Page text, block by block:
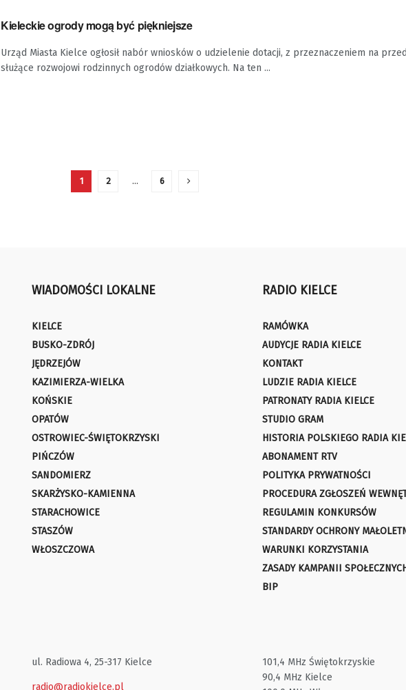
Kieleckie ogrody mogą być piękniejsze
Urząd Miasta Kielce ogłosił nabór wniosków o udzielenie dotacji, z przeznaczeniem na
służące rozwojowi rodzinnych ogrodów działkowych. Na ten ...
1 2 … 6
WIADOMOŚCI LOKALNE
KIELCE
BUSKO-ZDRÓJ
JĘDRZEJÓW
KAZIMIERZA-WIELKA
KOŃSKIE
OPATÓW
OSTROWIEC-ŚWIĘTOKRZYSKI
PIŃCZÓW
SANDOMIERZ
SKARŻYSKO-KAMIENNA
STARACHOWICE
STASZÓW
WŁOSZCZOWA
RADIO KIELCE
RAMÓWKA
AUDYCJE RADIA KIELCE
KONTAKT
LUDZIE RADIA KIELCE
PATRONATY RADIA KIELCE
STUDIO GRAM
HISTORIA POLSKIEGO RADIA
ABONAMENT RTV
POLITYKA PRYWATNOŚCI
PROCEDURA ZGŁOSZEŃ
REGULAMIN KONKURSÓW
STANDARDY OCHRONY
WARUNKI KORZYSTANIA
ZASADY KAMPANII
BIP
ul. Radiowa 4, 25-317 Kielce
radio@radiokielce.pl
101,4 MHz Świętokrzyskie
90,4 MHz Kielce